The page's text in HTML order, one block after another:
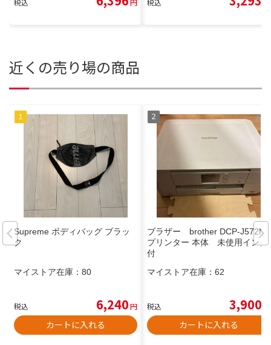
税込 円 税込
近くの売り場の商品
Supreme ボディバッグ ブラッ
ク
マイストア在庫： 80
税込 6,240円
カートに入れる
ブラザー brother DCP-J572N
プリンター 本体 未使用インク
付
マイストア在庫： 62
税込 3,900
カートに入れる